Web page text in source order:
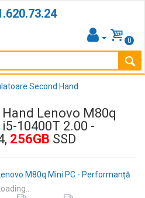
0
Second Hand
Lenovo M80q
10400T 2.00 -
256GB SSD
Loading...